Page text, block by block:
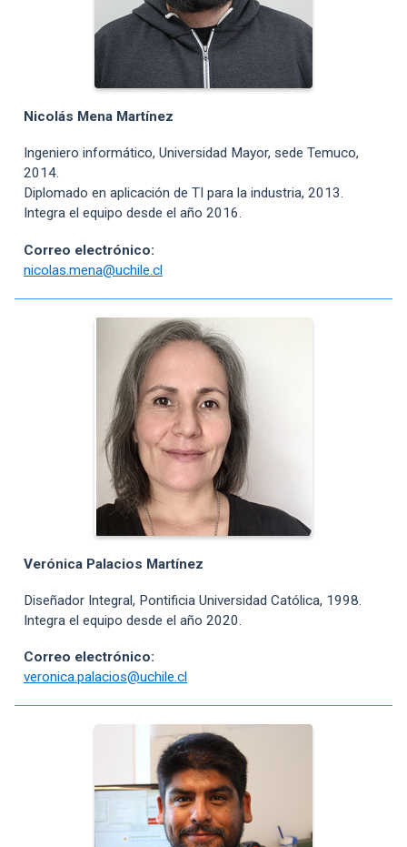
Nicolás Mena Martínez
Ingeniero informático, Universidad Mayor, sede Temuco,
2014.
Diplomado en aplicación de TI para la industria, 2013.
Integra el equipo desde el año 2016.
Correo electrónico:
nicolas.mena@uchile.cl
Verónica Palacios Martínez
Diseñador Integral, Pontificia Universidad Católica, 1998.
Integra el equipo desde el año 2020.
Correo electrónico:
veronica.palacios@uchile.cl